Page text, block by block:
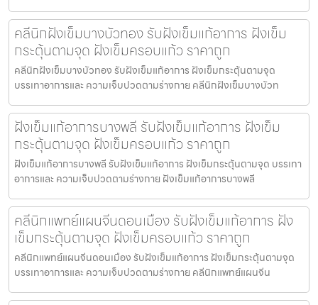
คลีนิกฝังเข็มบางบัวทอง รับฝังเข็มแก้อาการ ฝังเข็ม
กระตุ้นตามจุด ฝังเข็มครอบแก้ว ราคาถูก
คลีนิกฝังเข็มบางบัวทอง รับฝังเข็มแก้อาการ ฝังเข็มกระตุ้นตามจุด
บรรเทาอาการและ ความเจ็บปวดตามร่างกาย คลีนิกฝังเข็มบางบัวท
ฝังเข็มแก้อาการบางพลี รับฝังเข็มแก้อาการ ฝังเข็ม
กระตุ้นตามจุด ฝังเข็มครอบแก้ว ราคาถูก
ฝังเข็มแก้อาการบางพลี รับฝังเข็มแก้อาการ ฝังเข็มกระตุ้นตามจุด บรรเทา
อาการและ ความเจ็บปวดตามร่างกาย ฝังเข็มแก้อาการบางพลี
คลีนิกแพทย์แผนจีนดอนเมือง รับฝังเข็มแก้อาการ ฝัง
เข็มกระตุ้นตามจุด ฝังเข็มครอบแก้ว ราคาถูก
คลีนิกแพทย์แผนจีนดอนเมือง รับฝังเข็มแก้อาการ ฝังเข็มกระตุ้นตามจุด
บรรเทาอาการและ ความเจ็บปวดตามร่างกาย คลีนิกแพทย์แผนจีน